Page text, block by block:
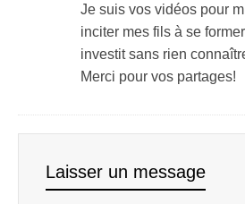
Je suis vos vidéos pour
inciter mes fils à se
investit sans rien
Merci pour vos partages!
Laisser un message